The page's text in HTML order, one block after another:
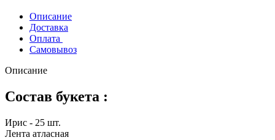
Описание
Доставка
Оплата
Самовывоз
Описание
Состав букета :
Ирис - 25 шт.
Лента атласная